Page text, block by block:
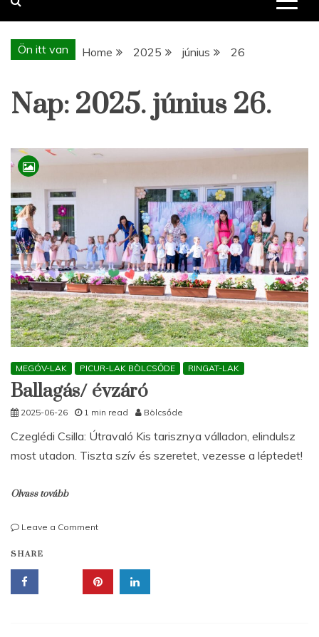
Ön itt van Home 2025 június 26
Nap: 2025. június 26.
MEGÓV-LAK PICUR-LAK BÖLCSŐDE RINGAT-LAK
Ballagás/ évzáró
2025-06-26 1 min read Bölcsőde
Czeglédi Csilla: Útravaló Kis tarisznya válladon, elindulsz
most utadon. Tiszta szív és szeretet, vezesse a léptedet!
Olvass tovább
Leave a Commenton
SHARE